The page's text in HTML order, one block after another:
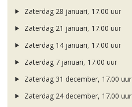
Zaterdag 28 januari, 17.00 uur
Zaterdag 21 januari, 17.00 uur
Zaterdag 14 januari, 17.00 uur
Zaterdag 7 januari, 17.00 uur
Zaterdag 31 december, 17.00 uur
Zaterdag 24 december, 17.00 uur